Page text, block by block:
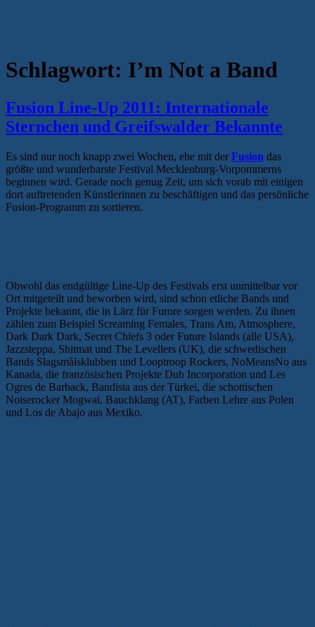
Schlagwort: I’m Not a Band
Fusion Line-Up 2011: Internationale
Sternchen und Greifswalder Bekannte
Es sind nur noch knapp zwei Wochen, ehe mit der Fusion das
größte und wunderbarste Festival Mecklenburg-Vorpommerns
beginnen wird. Gerade noch genug Zeit, um sich vorab mit einigen
dort auftretenden Künstlerinnen zu beschäftigen und das persönliche
Fusion-Programm zu sortieren.
Obwohl das endgültige Line-Up des Festivals erst unmittelbar vor
Ort mitgeteilt und beworben wird, sind schon etliche Bands und
Projekte bekannt, die in Lärz für Furore sorgen werden. Zu ihnen
zählen zum Beispiel Screaming Females, Trans Am, Atmosphere,
Dark Dark Dark, Secret Chiefs 3 oder Future Islands (alle USA),
Jazzsteppa, Shitmat und The Levellers (UK), die schwedischen
Bands Slagsmålsklubben und Looptroop Rockers, NoMeansNo aus
Kanada, die französischen Projekte Dub Incorporation und Les
Ogres de Barback, Bandista aus der Türkei, die schottischen
Noiserocker Mogwai, Bauchklang (AT), Farben Lehre aus Polen
und Los de Abajo aus Mexiko.